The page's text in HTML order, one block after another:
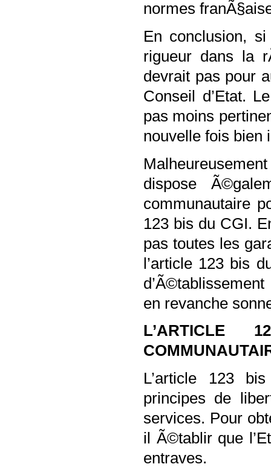
normes
En conclusion,
rigueur dans la
devrait pas pour
Conseil d’Etat.
pas moins
nouvelle fois bien
dispose
communautaire
123 bis du CGI.
pas toutes les
l’article 123 bis
en revanche
L’article 123
principes de
services. Pour
il Ã©tablir que
entraves.